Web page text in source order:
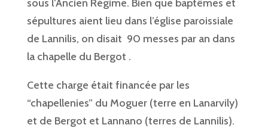
sous l’Ancien Régime. Bien que baptêmes et
sépultures aient lieu dans l’église paroissiale
de Lannilis, on disait 90 messes par an dans
la chapelle du Bergot .
Cette charge était financée par les
“chapellenies” du Moguer (terre en Lanarvily)
et de Bergot et Lannano (terres de Lannilis).